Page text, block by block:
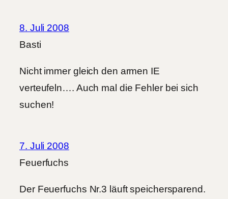
8. Juli 2008
Basti
Nicht immer gleich den armen IE
verteufeln…. Auch mal die Fehler bei sich
suchen!
7. Juli 2008
Feuerfuchs
Der Feuerfuchs Nr.3 läuft speichersparend.